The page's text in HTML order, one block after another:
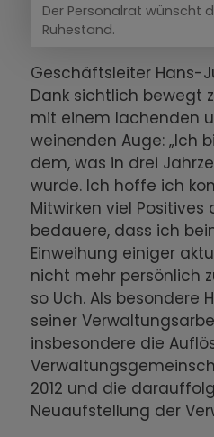
Der Personalrat wünscht
Ruhestand.
Geschäftsleiter Hans-
Dank sichtlich bewegt
mit einem lachenden
weinenden Auge: „Ich
dem, was in drei
wurde. Ich hoffe ich
Mitwirken viel
bedauere, dass ich
Einweihung einiger
nicht mehr persönlich
so Uch. Als besondere
seiner
insbesondere die
2012 und die
Neuaufstellung der